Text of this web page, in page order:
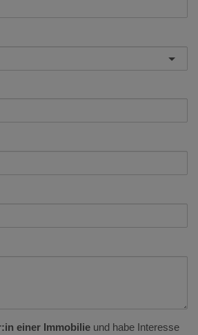
einer Immobilie und habe Interesse